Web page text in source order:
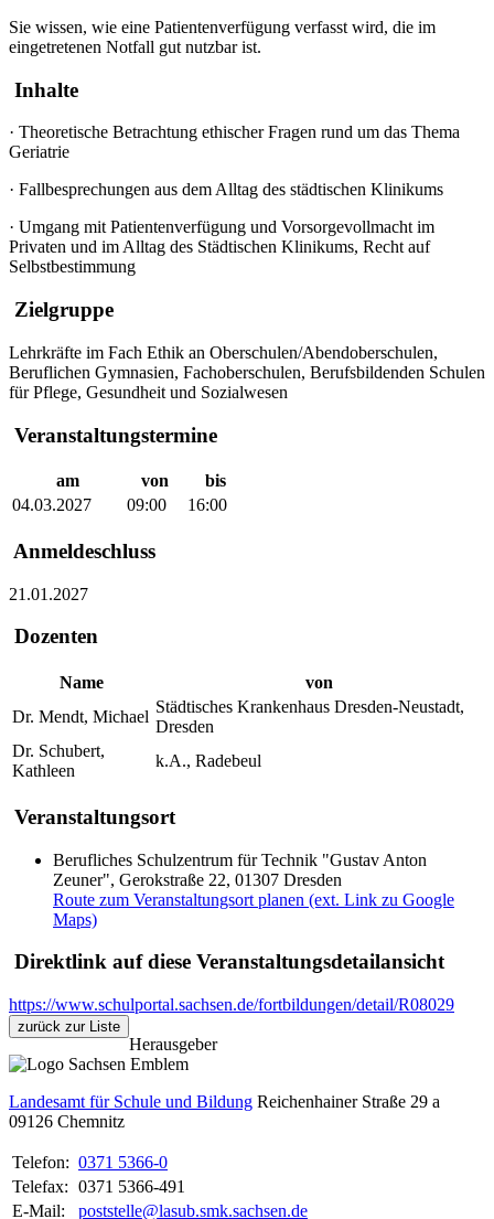
Sie wissen, wie eine Patientenverfügung verfasst wird, die im
eingetretenen Notfall gut nutzbar ist.
Inhalte
· Theoretische Betrachtung ethischer Fragen rund um das Thema
Geriatrie
· Fallbesprechungen aus dem Alltag des städtischen Klinikums
· Umgang mit Patientenverfügung und Vorsorgevollmacht im
Privaten und im Alltag des Städtischen Klinikums, Recht auf
Selbstbestimmung
Zielgruppe
Lehrkräfte im Fach Ethik an Oberschulen/Abendoberschulen,
Beruflichen Gymnasien, Fachoberschulen, Berufsbildenden Schulen
für Pflege, Gesundheit und Sozialwesen
Veranstaltungstermine
am von
bis
04.03.2027
09:00 16:00
Anmeldeschluss
21.01.2027
Dozenten
Name
von
Dr. Mendt, Michael
Städtisches Krankenhaus Dresden-Neustadt,
Dresden
Dr. Schubert,
Kathleen
k.A., Radebeul
Veranstaltungsort
Berufliches Schulzentrum für Technik "Gustav Anton
Zeuner", Gerokstraße 22, 01307 Dresden
Route zum Veranstaltungsort planen (ext. Link zu Google
Maps)
Direktlink auf diese Veranstaltungsdetailansicht
https://www.schulportal.sachsen.de/fortbildungen/detail/R08029
zurück zur Liste
Herausgeber
Landesamt für Schule und Bildung Reichenhainer Straße 29 a
09126 Chemnitz
Telefon: 0371 5366-0
Telefax: 0371 5366-491
E-Mail:
poststelle@lasub.smk.sachsen.de